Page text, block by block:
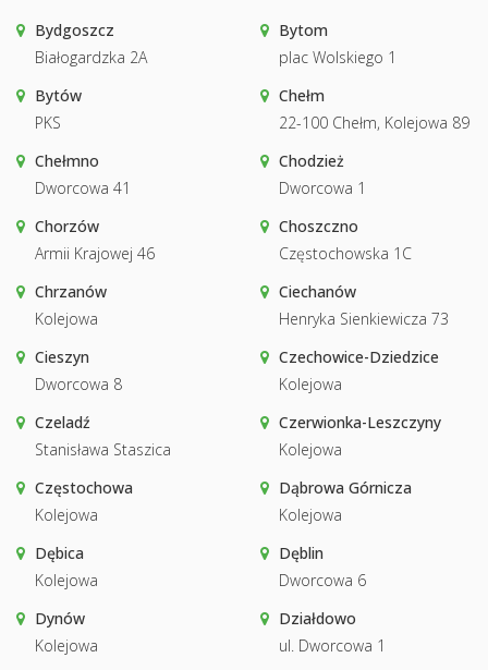
Bydgoszcz
Białogardzka 2A
Bytom
plac Wolskiego 1
Bytów
PKS
Chełm
22-100 Chełm, Kolejowa 89
Chełmno
Dworcowa 41
Chodzież
Dworcowa 1
Chorzów
Armii Krajowej 46
Choszczno
Częstochowska 1C
Chrzanów
Kolejowa
Ciechanów
Henryka Sienkiewicza 73
Cieszyn
Dworcowa 8
Czechowice-Dziedzice
Kolejowa
Czeladź
Stanisława Staszica
Czerwionka-Leszczyny
Kolejowa
Częstochowa
Kolejowa
Dąbrowa Górnicza
Kolejowa
Dębica
Kolejowa
Dęblin
Dworcowa 6
Dynów
Kolejowa
Działdowo
ul. Dworcowa 1